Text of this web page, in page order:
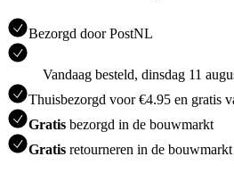
Bezorgd door PostNL
Vandaag besteld, dinsdag 11
Thuisbezorgd voor €4.95 en gratis
Gratis bezorgd in de bouwmarkt
Gratis retourneren in de bouwmarkt